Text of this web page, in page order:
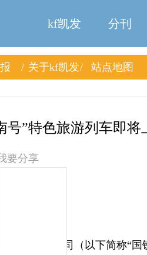
kf凯发 分刊
关于kf凯发
站点地图
号”特色旅游列车即
要分享
光琳
集团有限公司（以下简称“国